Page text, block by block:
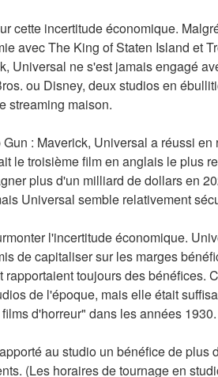
cette incertitude économique.
avec The King of Staten Island et
Universal ne s'est jamais engagé
ou Disney, deux studios en
streaming maison.
: Maverick, Universal a réussi en
le troisième film en anglais le plus
plus d'un milliard de dollars en
Universal semble relativement
l'incertitude économique.
de capitaliser sur les marges
toujours des bénéfices.
de l'époque, mais elle était
d'horreur" dans les années 1930.
au studio un bénéfice de plus
(Les horaires de tournage en